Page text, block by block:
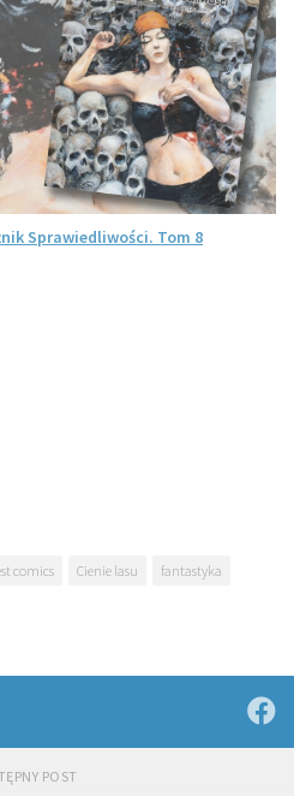
Sprawiedliwości. Tom 8
comics Cienie lasu
fantastyka
POST